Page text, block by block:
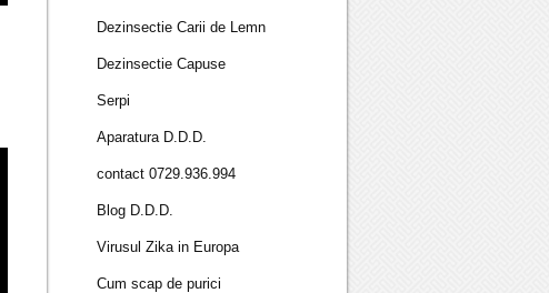
Dezinsectie Carii de Lemn
Dezinsectie Capuse
Serpi
Aparatura D.D.D.
contact 0729.936.994
Blog D.D.D.
Virusul Zika in Europa
Cum scap de purici